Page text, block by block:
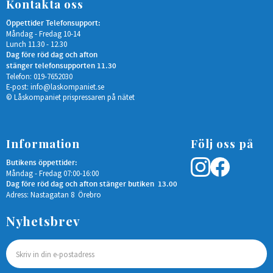
Kontakta oss
Öppettider Telefonsupport:
Måndag - Fredag 10-14
Lunch 11.30 - 12.30
Dag före röd dag och afton
stänger telefonsupporten 11.30
Telefon: 019-7652030
E-post: info@laskompaniet.se
© Låskompaniet prispressaren på nätet
Information
Butikens öppettider:
Måndag - Fredag 07:00-16:00
Dag före röd dag och afton stänger butiken 13.00
Adress: Nastagatan 8 Örebro
Följ oss på
Nyhetsbrev